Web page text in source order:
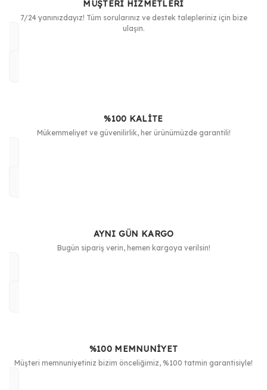
Ürün bilgilerinde hatalar bulunuyor.
Ürün fiyatı diğer sitelerden daha pahalı.
Gönder
MÜŞTERİ HİZMETLERİ
7/24 yanınızdayız! Tüm sorularınız ve destek talepleriniz için bize
ulaşın.
%100 KALİTE
Mükemmeliyet ve güvenilirlik, her ürünümüzde garantili!
AYNI GÜN KARGO
Bugün sipariş verin, hemen kargoya verilsin!
%100 MEMNUNİYET
Müşteri memnuniyetiniz bizim önceliğimiz, %100 tatmin garantisiyle!